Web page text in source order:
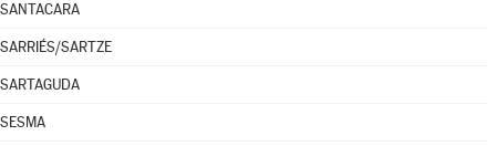
SANTACARA
SARRIÉS/SARTZE
SARTAGUDA
SESMA